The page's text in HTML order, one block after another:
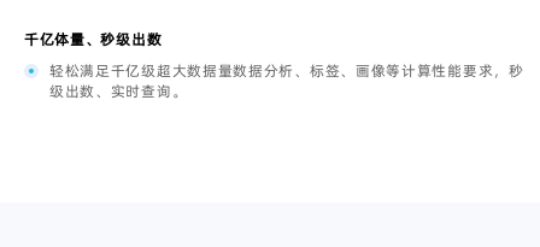
千亿体量、秒级出数
轻松满足千亿级超大数据量数据分析、标签、画像等计算性能要求，秒
级出数、实时查询。